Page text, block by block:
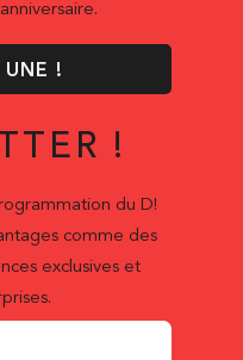
!
!
du D!
comme des
exclusives et